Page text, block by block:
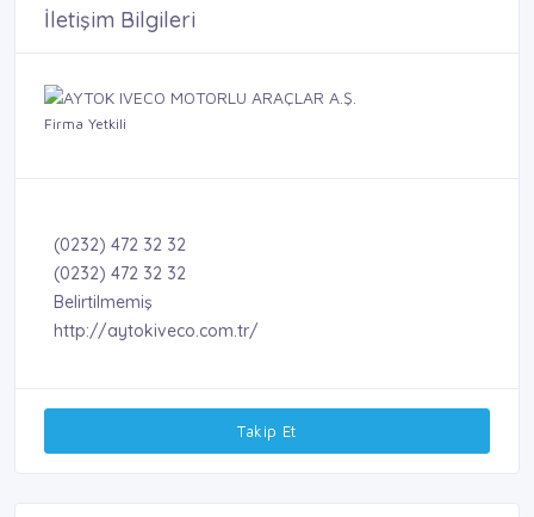
İletişim Bilgileri
Firma Yetkili
(0232) 472 32 32
(0232) 472 32 32
Belirtilmemiş
http://aytokiveco.com.tr/
Takip Et